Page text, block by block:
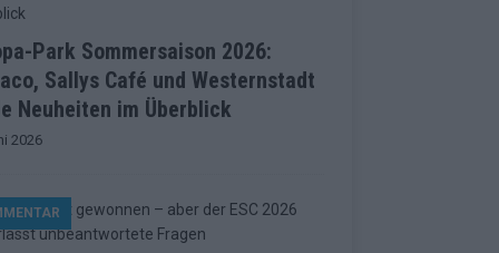
Park Sommersaison 2026:
Sallys Café und Westernstadt
Neuheiten im Überblick
2026